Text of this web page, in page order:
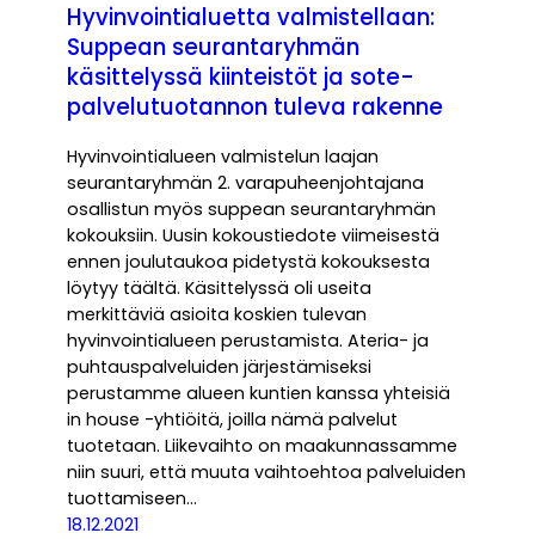
Hyvinvointialuetta valmistellaan:
Suppean seurantaryhmän
käsittelyssä kiinteistöt ja sote-
palvelutuotannon tuleva rakenne
Hyvinvointialueen valmistelun laajan
seurantaryhmän 2. varapuheenjohtajana
osallistun myös suppean seurantaryhmän
kokouksiin. Uusin kokoustiedote viimeisestä
ennen joulutaukoa pidetystä kokouksesta
löytyy täältä. Käsittelyssä oli useita
merkittäviä asioita koskien tulevan
hyvinvointialueen perustamista. Ateria- ja
puhtauspalveluiden järjestämiseksi
perustamme alueen kuntien kanssa yhteisiä
in house -yhtiöitä, joilla nämä palvelut
tuotetaan. Liikevaihto on maakunnassamme
niin suuri, että muuta vaihtoehtoa palveluiden
tuottamiseen…
18.12.2021